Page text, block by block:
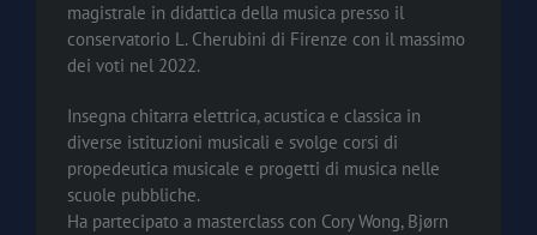
magistrale in didattica della musica presso il
conservatorio L. Cherubini di Firenze con il massimo
dei voti nel 2022.
Insegna chitarra elettrica, acustica e classica in
diverse istituzioni musicali e svolge corsi di
propedeutica musicale e progetti di musica nelle
scuole pubbliche.
Ha partecipato a masterclass con Cory Wong, Bjørn